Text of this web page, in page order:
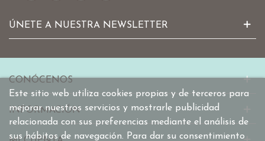
ÚNETE A NUESTRA NEWSLETTER
Este sitio web utiliza cookies propias y de terceros para
mejorar nuestros servicios y mostrarle publicidad
relacionada con sus preferencias mediante el análisis de
sus hábitos de navegación. Para dar su consentimiento
CONÓCENOS
INFORMACIÓN